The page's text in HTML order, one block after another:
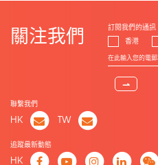
關注我們
訂閱我們的通訊
香港
⇀
聯繫我們
HK TW
追蹤最新動態
HK